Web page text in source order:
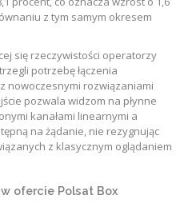
z tym samym okresem
się rzeczywistości operatorzy
potrzebę łączenia
nowoczesnymi rozwiązaniami
pozwala widzom na płynne
kanałami linearnymi a
na żądanie, nie rezygnując
z klasycznym oglądaniem
ofercie Polsat Box